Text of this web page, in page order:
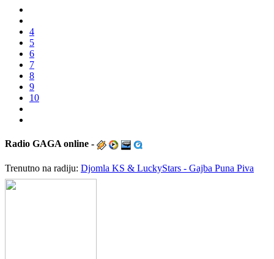
4
5
6
7
8
9
10
Radio GAGA online -
Trenutno na radiju: Djomla KS & LuckyStars - Gajba Puna Piva